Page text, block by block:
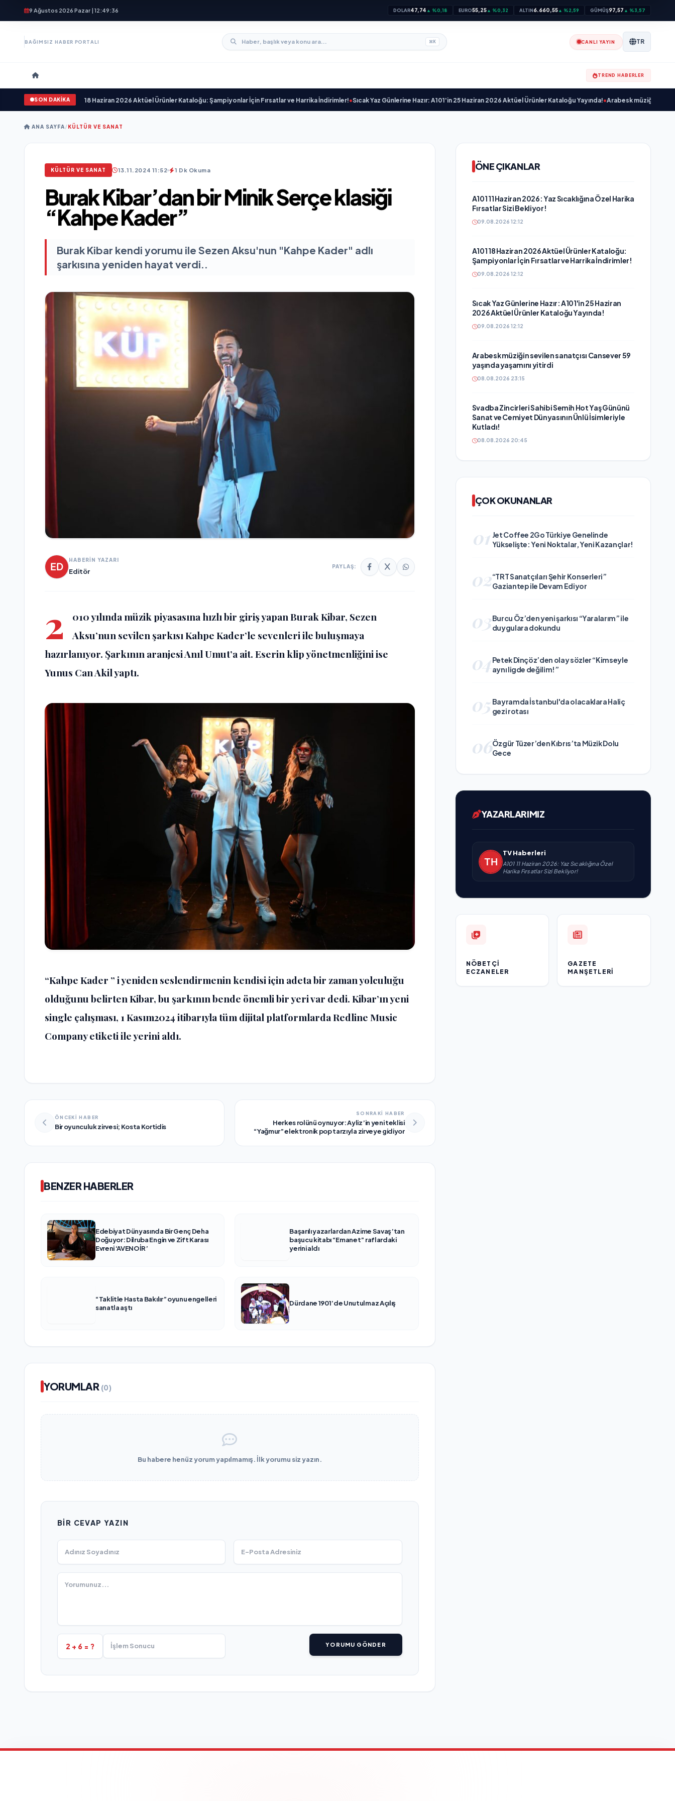
9 Ağustos 2026 Pazar | 12:49:38 DOLAR47,74 ▲ %0,18 EURO55,25▲ %0,32 ALTIN6.660,55▲ %2,59 GÜMÜŞ97,57 ▲ %3,57
BAĞIMSIZ HABER PORTALI ⌘K CANLI YAYIN TR
TREND HABERLER
SON DAKİKA
Sizi Bekliyor!•A101 18 Haziran 2026 Aktüel Ürünler Kataloğu: Şampiyonlar İçin Fırsatlar ve Harrika İndirimler!• Sıcak Yaz Günlerine Hazır: A101'in 25 Haziran 2026 Aktüel Ürünler Kataloğu Yayında!•Arabesk müziğin sevilen
ANA SAYFA/KÜLTÜR VE SANAT
KÜLTÜR VE SANAT 13.11.2024 11:52 1 Dk Okuma
Burak Kibar’dan bir Minik Serçe klasiği
“Kahpe Kader”
Burak Kibar kendi yorumu ile Sezen Aksu'nun "Kahpe Kader" adlı
şarkısına yeniden hayat verdi..
HABERİN YAZARI
Editör
PAYLAŞ:
2
010 yılında müzik piyasasına hızlı bir giriş yapan Burak Kibar, Sezen
Aksu’nun sevilen şarkısı Kahpe Kader’le sevenleri ile buluşmaya
hazırlanıyor. Şarkının aranjesi Anıl Umut’a ait. Eserin klip yönetmenliğini ise
Yunus Can Akil yaptı.
“Kahpe Kader ” i yeniden seslendirmenin kendisi için adeta bir zaman yolculuğu
olduğunu belirten Kibar, bu şarkının bende önemli bir yeri var dedi. Kibar’ın yeni
single çalışması, 1 Kasım2024 itibarıyla tüm dijital platformlarda Redline Music
Company etiketi ile yerini aldı.
ÖNCEKİ HABER
Bir oyunculuk zirvesi; Kosta Kortidis
SONRAKİ HABER
Herkes rolünü oynuyor: Ayliz’in yeni teklisi
“Yağmur” elektronik pop tarzıyla zirveye gidiyor
BENZER HABERLER
Edebiyat Dünyasında Bir Genç Deha
Doğuyor: Dilruba Engin ve Zift Karası
Evreni ‘AVENOİR’
Başarılı yazarlardan Azime Savaş’tan
başucu kitabı “Emanet” raflardaki
yerini aldı
“Taklitle Hasta Bakılır” oyunu engelleri
sanatla aştı
Dürdane 1901’de Unutulmaz Açılış
YORUMLAR (0)
Bu habere henüz yorum yapılmamış. İlk yorumu siz yazın.
BIR CEVAP YAZIN
2 + 6 = ? YORUMU GÖNDER
ÖNE ÇIKANLAR
A101 11 Haziran 2026: Yaz Sıcaklığına Özel Harika
Fırsatlar Sizi Bekliyor!
09.08.2026 12:12
A101 18 Haziran 2026 Aktüel Ürünler Kataloğu:
Şampiyonlar İçin Fırsatlar ve Harrika İndirimler!
09.08.2026 12:12
Sıcak Yaz Günlerine Hazır: A101'in 25 Haziran
2026 Aktüel Ürünler Kataloğu Yayında!
09.08.2026 12:12
Arabesk müziğin sevilen sanatçısı Cansever 59
yaşında yaşamını yitirdi
08.08.2026 23:15
Svadba Zincirleri Sahibi Semih Hot Yaş Gününü
Sanat ve Cemiyet Dünyasının Ünlü İsimleriyle
Kutladı!
08.08.2026 20:45
ÇOK OKUNANLAR
01 Jet Coffee 2Go Türkiye Genelinde
Yükselişte: Yeni Noktalar, Yeni Kazançlar!
02“TRT Sanatçıları Şehir Konserleri”
Gaziantep ile Devam Ediyor
03Burcu Öz’den yeni şarkısı “Yaralarım” ile
duygulara dokundu
04Petek Dinçöz’den olay sözler “Kimseyle
aynı ligde değilim!”
05 Bayramda İstanbul'da olacaklara Haliç
gezi rotası
06Özgür Tüzer’den Kıbrıs’ta Müzik Dolu
Gece
YAZARLARIMIZ
TV Haberleri
A101 11 Haziran 2026: Yaz Sıcaklığına Özel
Harika Fırsatlar Sizi Bekliyor!
NÖBETÇI
ECZANELER
GAZETE
MANŞETLERI